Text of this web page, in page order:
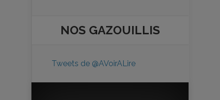
NOS GAZOUILLIS
Tweets de @AVoirALire